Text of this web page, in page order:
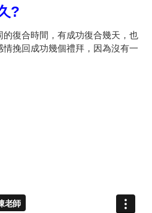
?
復合時間，有成功復合幾天，也
挽回成功幾個禮拜，因為沒有一